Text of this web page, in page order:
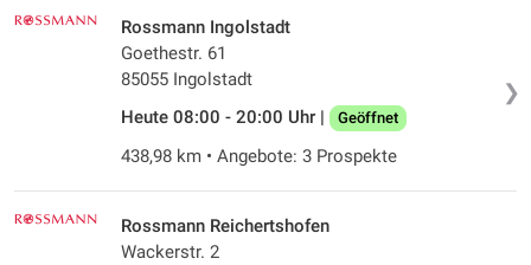
❯
Rossmann Ingolstadt
Goethestr. 61
85055 Ingolstadt
Heute 08:00 - 20:00 Uhr |
Geöffnet
438,98 km • Angebote: 3 Prospekte
Rossmann Reichertshofen
Wackerstr. 2